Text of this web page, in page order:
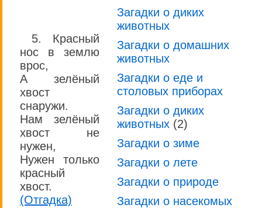
5. Красный
нос в землю
врос,
А зелёный
хвост
снаружи.
Нам зелёный
хвост не
нужен,
Нужен только
красный
хвост.
(Отгадка)
Загадки о диких
животных
Загадки о домашних
животных
Загадки о еде и
столовых приборах
Загадки о диких
животных (2)
Загадки о зиме
Загадки о лете
Загадки о природе
Загадки о насекомых